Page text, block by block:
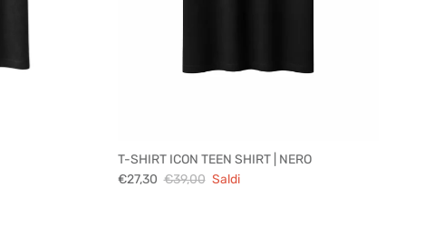
T-SHIRT ICON TEEN SHIRT | NERO
€27,30 €39,00 Saldi